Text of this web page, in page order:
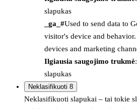
slapukas
_ga_#Used to send data to
visitor's device and
devices and marketing
Ilgiausia saugojimo trukmė
slapukas
Neklasifikuoti 8
Neklasifikuoti slapukai – tai tokie